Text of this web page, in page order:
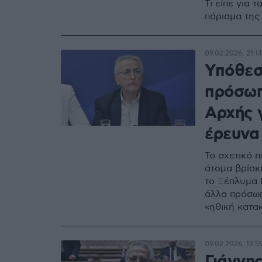
Τι είπε για
πόρισμα
Αρχής
Το σχετικό
άτομα
το Ξέπλυμα
άλλα
«ηθική
09.02.2026, 21:14
09.02.2026,